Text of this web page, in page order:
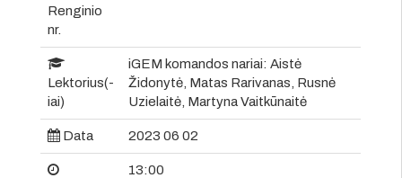
Renginio
nr.
Lektorius(-
iai)
iGEM komandos nariai: Aistė
Židonytė, Matas Rarivanas, Rusnė
Uzielaitė, Martyna Vaitkūnaitė
Data 2023 06 02
13:00